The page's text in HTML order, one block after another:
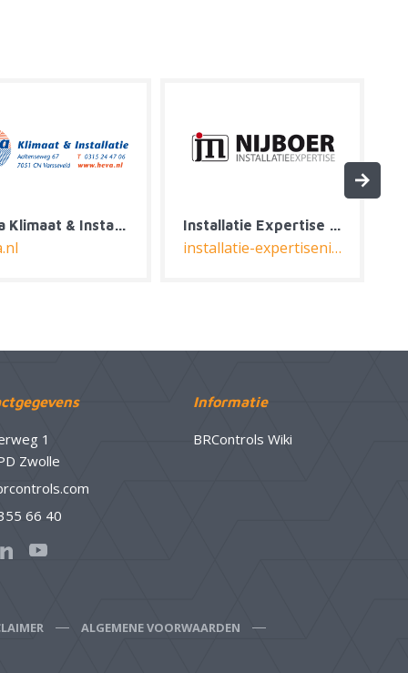
M&R Solutions Modus Regeltechniek
modusregeltechniek.nl
1
Zwolle
66 40
Informatie
BRControls Wiki
ALGEMENE VOORWAARDEN